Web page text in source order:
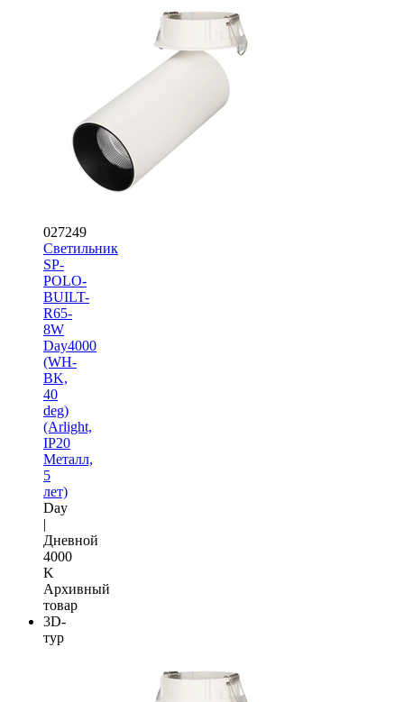
027249
Светильник
SP-
POLO-
BUILT-
R65-
8W
Day4000
(WH-
BK,
40
deg)
(Arlight,
IP20
Металл,
5
лет)
Day
|
Дневной
4000
K
Архивный
товар
3D-
тур